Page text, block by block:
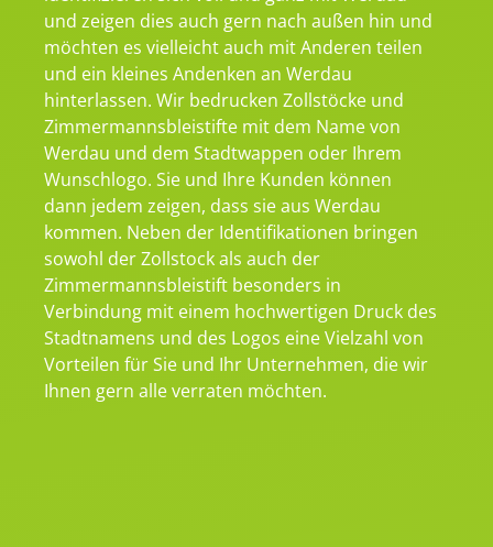
und zeigen dies auch gern nach außen hin und
möchten es vielleicht auch mit Anderen teilen
und ein kleines Andenken an Werdau
hinterlassen. Wir bedrucken Zollstöcke und
Zimmermannsbleistifte mit dem Name von
Werdau und dem Stadtwappen oder Ihrem
Wunschlogo. Sie und Ihre Kunden können
dann jedem zeigen, dass sie aus Werdau
kommen. Neben der Identifikationen bringen
sowohl der Zollstock als auch der
Zimmermannsbleistift besonders in
Verbindung mit einem hochwertigen Druck des
Stadtnamens und des Logos eine Vielzahl von
Vorteilen für Sie und Ihr Unternehmen, die wir
Ihnen gern alle verraten möchten.